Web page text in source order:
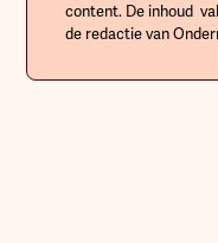
content. De inhoud
de redactie van